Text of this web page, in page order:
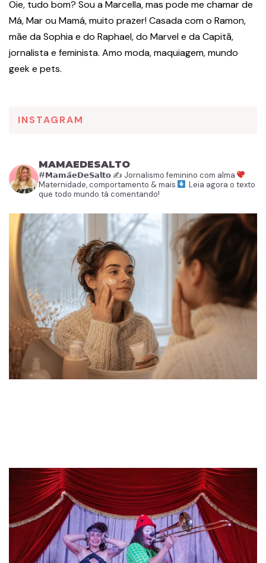
Oie, tudo bom? Sou a Marcella, mas pode me chamar de
Má, Mar ou Mamá, muito prazer! Casada com o Ramon,
mãe da Sophia e do Raphael, do Marvel e da Capitã,
jornalista e feminista. Amo moda, maquiagem, mundo
geek e pets.
INSTAGRAM
MAMAEDESALTO
#𝗠𝗮𝗺𝗮̃𝗲𝗗𝗲𝗦𝗮𝗹𝘁𝗼 ✍️ Jornalismo feminino com alma
Maternidade, comportamento & mais
Leia agora o texto
que todo mundo tá comentando!